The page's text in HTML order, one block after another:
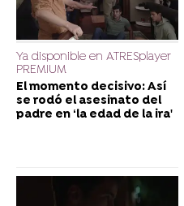
Ya disponible en ATRESplayer
PREMIUM
El momento decisivo: Así
se rodó el asesinato del
padre en ‘la edad de la ira'